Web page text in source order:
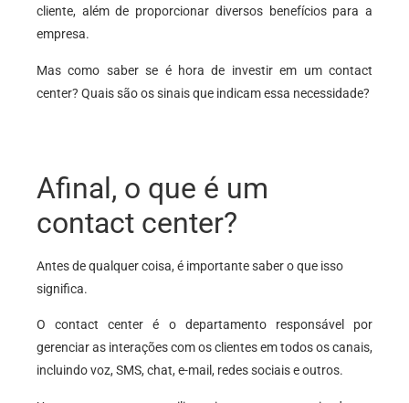
cliente, além de proporcionar diversos benefícios para a
empresa.
Mas como saber se é hora de investir em um contact
center? Quais são os sinais que indicam essa necessidade?
Afinal, o que é um
contact center?
Antes de qualquer coisa, é importante saber o que isso
significa.
O contact center é o departamento responsável por
gerenciar as interações com os clientes em todos os canais,
incluindo voz, SMS, chat, e-mail, redes sociais e outros.